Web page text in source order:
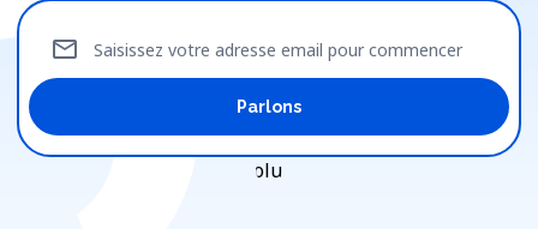
Saisissez votre adresse email pour commencer
mail
Parlons